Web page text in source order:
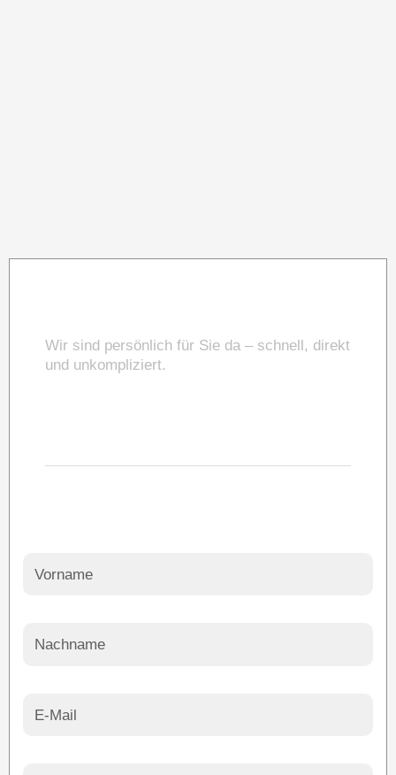
Wir sind persönlich für Sie da – schnell, direkt
und unkompliziert.
07143 9568897